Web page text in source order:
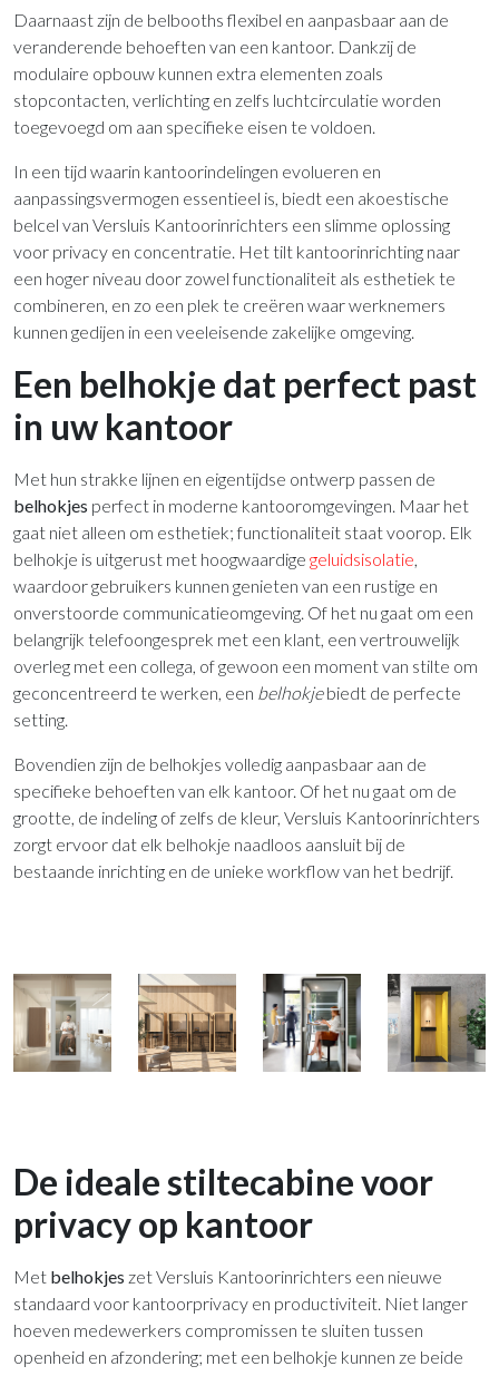
Daarnaast zijn de belbooths flexibel en aanpasbaar aan de
veranderende behoeften van een kantoor. Dankzij de
modulaire opbouw kunnen extra elementen zoals
stopcontacten, verlichting en zelfs luchtcirculatie worden
toegevoegd om aan specifieke eisen te voldoen.
In een tijd waarin kantoorindelingen evolueren en
aanpassingsvermogen essentieel is, biedt een akoestische
belcel van Versluis Kantoorinrichters een slimme oplossing
voor privacy en concentratie. Het tilt kantoorinrichting naar
een hoger niveau door zowel functionaliteit als esthetiek te
combineren, en zo een plek te creëren waar werknemers
kunnen gedijen in een veeleisende zakelijke omgeving.
Een belhokje dat perfect past
in uw kantoor
Met hun strakke lijnen en eigentijdse ontwerp passen de
belhokjes perfect in moderne kantooromgevingen. Maar het
gaat niet alleen om esthetiek; functionaliteit staat voorop. Elk
belhokje is uitgerust met hoogwaardige geluidsisolatie,
waardoor gebruikers kunnen genieten van een rustige en
onverstoorde communicatieomgeving. Of het nu gaat om een
belangrijk telefoongesprek met een klant, een vertrouwelijk
overleg met een collega, of gewoon een moment van stilte om
geconcentreerd te werken, een belhokjebiedt de perfecte
setting.
Bovendien zijn de belhokjes volledig aanpasbaar aan de
specifieke behoeften van elk kantoor. Of het nu gaat om de
grootte, de indeling of zelfs de kleur, Versluis Kantoorinrichters
zorgt ervoor dat elk belhokje naadloos aansluit bij de
bestaande inrichting en de unieke workflow van het bedrijf.
De ideale stiltecabine voor
privacy op kantoor
Met belhokjes zet Versluis Kantoorinrichters een nieuwe
standaard voor kantoorprivacy en productiviteit. Niet langer
hoeven medewerkers compromissen te sluiten tussen
openheid en afzondering; met een belhokje kunnen ze beide